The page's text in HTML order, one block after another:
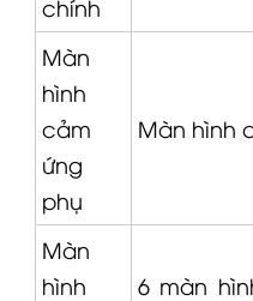
chính
Màn
hình
cảm
ứng
phụ
Màn hình
Màn
hình
6 màn